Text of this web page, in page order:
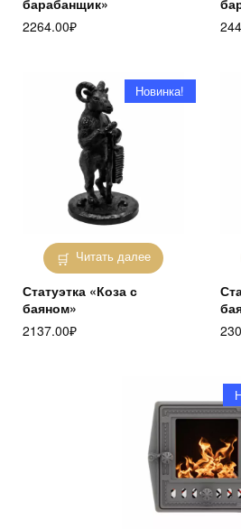
барабанщик»
2264.00₽
Читать далее
Новинка!
Статуэтка «Коза с
баяном»
2137.00₽